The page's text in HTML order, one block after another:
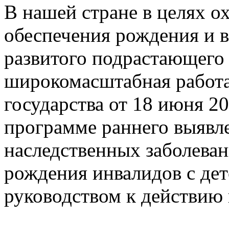
В нашей стране в целях
обеспечения рождения и
развитого
широкомасштабная
государства от 18 июня
программе раннего
наследственных
рождения инвалидов с
руководством к